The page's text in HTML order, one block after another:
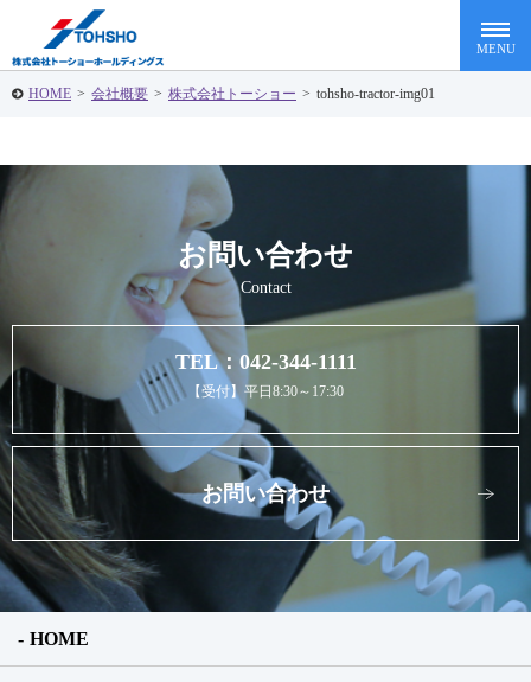
HOME > 会社概要 > 株式会社トーショー > tohsho-tractor-img01
お問い合わせ
Contact
TEL：042-344-1111
【受付】平日8:30～17:30
お問い合わせ
HOME